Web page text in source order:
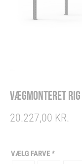
VÆGMONTERET
20.227,00 KR.
VÆLG FARVE *